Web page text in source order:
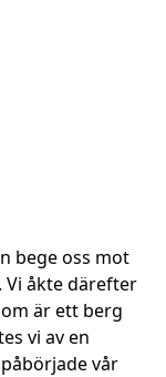
bege oss mot
Vi åkte därefter
är ett berg
vi av en
vår